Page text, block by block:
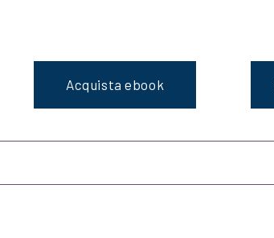
Acquista ebook